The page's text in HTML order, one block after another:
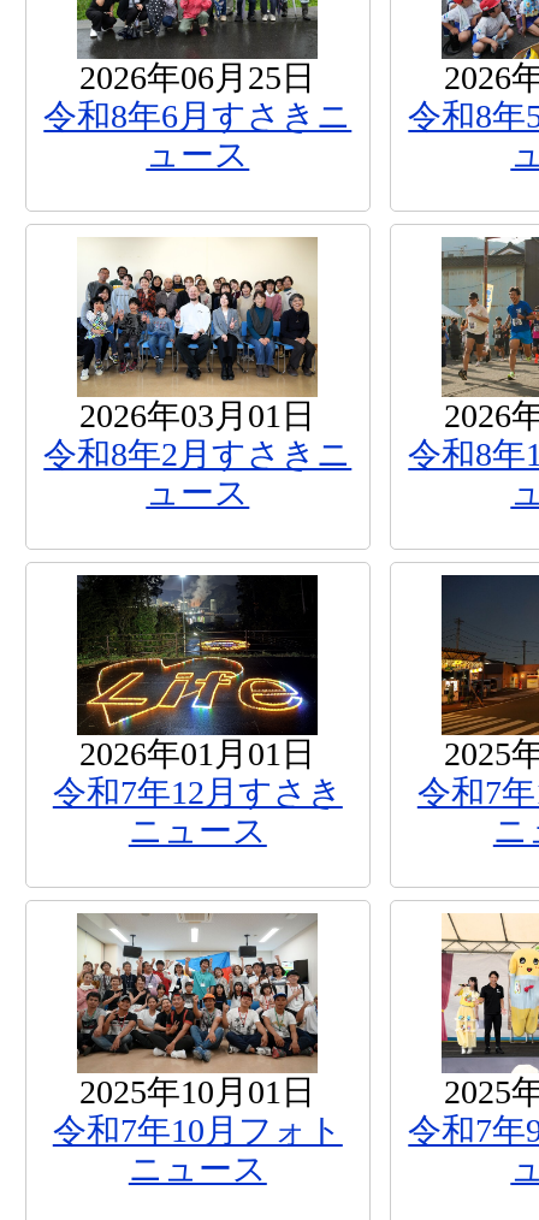
2026年06月25日
令和8年6月すさきニ
ュース
2026
令和8年
2026年03月01日
令和8年2月すさきニ
ュース
2026
令和8年
2026年01月01日
令和7年12月すさき
ニュース
2025
令和7
ニ
2025年10月01日
令和7年10月フォト
ニュース
2025
令和7年